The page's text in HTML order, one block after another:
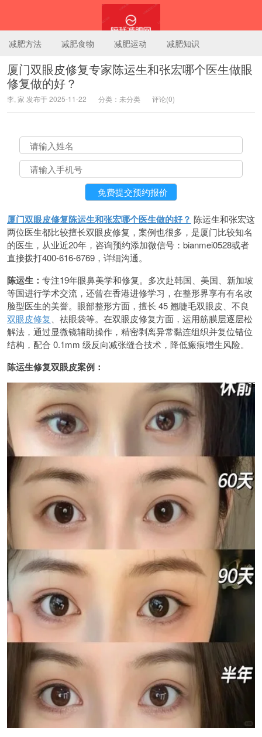
减肥方法 减肥食物 减肥运动 减肥知识
厦门双眼皮修复专家陈运生和张宏哪个医生做眼
修复做的好？
李, 家 发布于 2025-11-22 分类：未分类 评论(0)
厦门双眼皮修复陈运生和张宏哪个医生做的好？ 陈运生和张宏这
两位医生都比较擅长双眼皮修复，案例也很多，是厦门比较知名
的医生，从业近20年，咨询预约添加微信号：bianmei0528或者
直接拨打400-616-6769，详细沟通。
陈运生： 专注19年眼鼻美学和修复。多次赴韩国、美国、新加坡
等国进行学术交流，还曾在香港进修学习，在整形界享有有名改
脸型医生的美誉。眼部整形方面，擅长 45 翘睫毛双眼皮、不良
双眼皮修复 、祛眼袋等。在双眼皮修复方面，运用筋膜层逐层松
解法，通过显微镜辅助操作，精密剥离异常黏连组织并复位错位
结构，配合 0.1mm 级反向减张缝合技术，降低瘢痕增生风险。
陈运生修复双眼皮案例：